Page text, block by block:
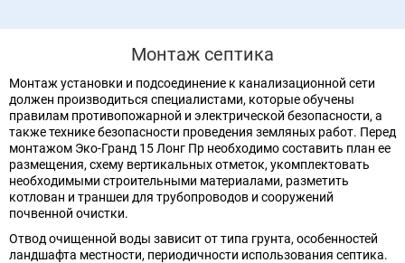
Монтаж септика
Монтаж установки и подсоединение к канализационной сети
должен производиться специалистами, которые обучены
правилам противопожарной и электрической безопасности, а
также технике безопасности проведения земляных работ. Перед
монтажом Эко-Гранд 15 Лонг Пр необходимо составить план ее
размещения, схему вертикальных отметок, укомплектовать
необходимыми строительными материалами, разметить
котлован и траншеи для трубопроводов и сооружений
почвенной очистки.
Отвод очищенной воды зависит от типа грунта, особенностей
ландшафта местности, периодичности использования септика.